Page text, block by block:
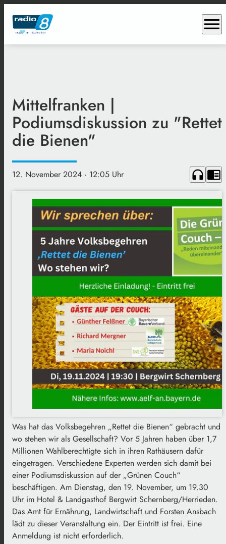
menu
Mittelfranken |
Podiumsdiskussion zu "Rettet
die Bienen"
12. November 2024 · 12:05 Uhr headphones chrome_reader_mode
Was hat das Volksbegehren „Rettet die Bienen“ gebracht und
wo stehen wir als Gesellschaft? Vor 5 Jahren haben über 1,7
Millionen Wahlberechtigte sich in ihren Rathäusern dafür
eingetragen. Verschiedene Experten werden sich damit bei
einer Podiumsdiskussion auf der „Grünen Couch“
beschäftigen. Am Dienstag, den 19. November, um 19.30
Uhr im Hotel & Landgasthof Bergwirt Schernberg/Herrieden.
Das Amt für Ernährung, Landwirtschaft und Forsten Ansbach
lädt zu dieser Veranstaltung ein. Der Eintritt ist frei. Eine
Anmeldung ist nicht erforderlich.